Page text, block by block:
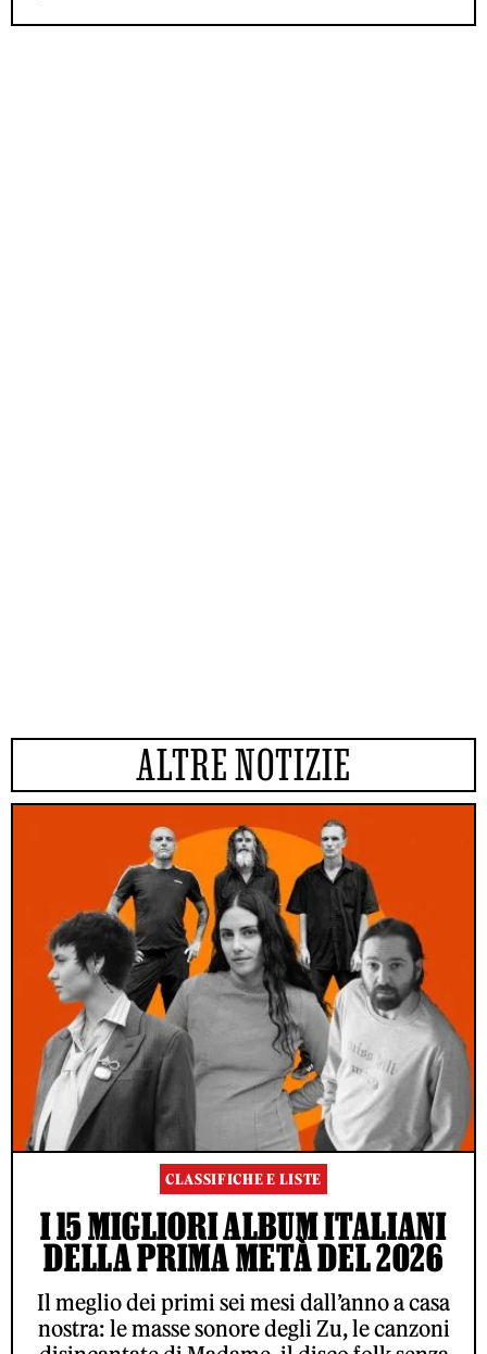
ALTRE NOTIZIE
CLASSIFICHE E LISTE
I 15 MIGLIORI ALBUM ITALIANI
DELLA PRIMA METÀ DEL 2026
Il meglio dei primi sei mesi dall’anno a casa
nostra: le masse sonore degli Zu, le canzoni